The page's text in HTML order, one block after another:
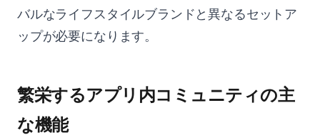
バルなライフスタイルブランドと異なるセットア
ップが必要になります。
繁栄するアプリ内コミュニティの主
な機能